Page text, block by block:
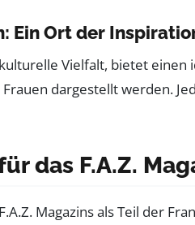
Ein Ort der
Vielfalt, bietet
dargestellt werden.
das F.A.Z.
Magazins als Teil der